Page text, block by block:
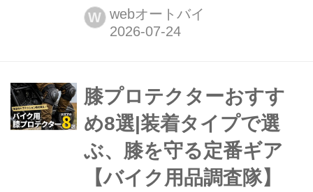
の置き場所に困る」「傷や盗難が心
配...」そんなライダーにおすすめした
でなく、ツーリング先などでバイクを
降りてからの移動も驚くほどスマート
になります。バイクを降りた後もスト
レスフリーに...
W webオートバイ
膝プロテクターおすす
め8選|装着タイプで選
ぶ、膝を守る定番ギア
【バイク用品調査隊】